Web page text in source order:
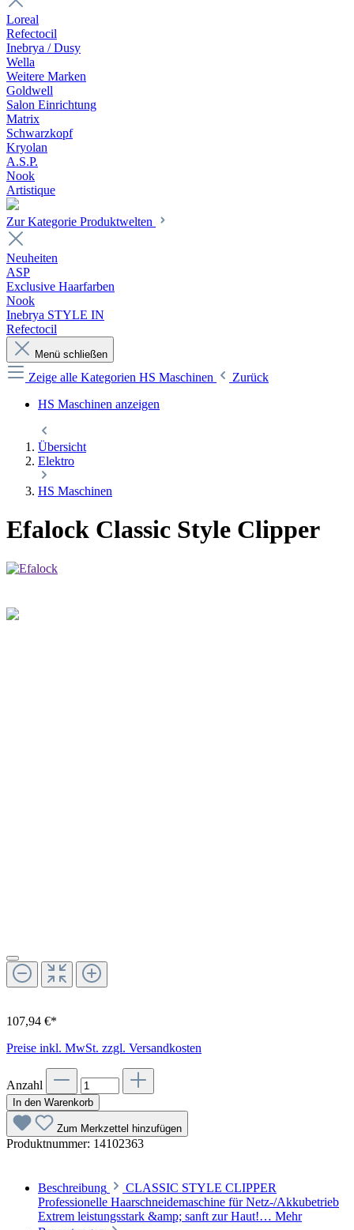
Loreal
Refectocil
Inebrya / Dusy
Wella
Weitere Marken
Goldwell
Salon Einrichtung
Matrix
Schwarzkopf
Kryolan
A.S.P.
Nook
Artistique
Zur Kategorie Produktwelten
Neuheiten
ASP
Exclusive Haarfarben
Nook
Inebrya STYLE IN
Refectocil
Menü schließen
Zeige alle Kategorien HS Maschinen
Zurück
HS Maschinen anzeigen
Übersicht
Elektro
HS Maschinen
Efalock Classic Style Clipper
107,94 €*
Preise inkl. MwSt. zzgl. Versandkosten
Anzahl
In den Warenkorb
Zum Merkzettel hinzufügen
Produktnummer: 14102363
Beschreibung
CLASSIC STYLE CLIPPER
Professionelle Haarschneidemaschine für Netz-/Akkubetrieb
Extrem leistungsstark &amp; sanft zur Haut!… Mehr